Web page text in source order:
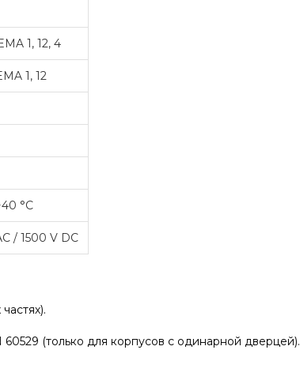
1, 12, 4
1, 12
°C
/ 1500 V DC
(только для корпусов с одинарной дверцей).